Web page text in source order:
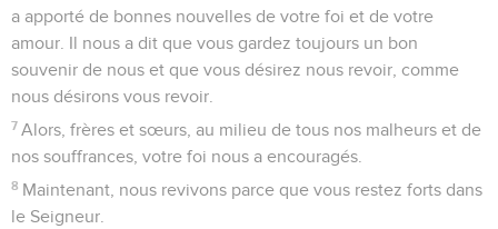
a apporté de bonnes nouvelles de votre foi et de votre
amour. Il nous a dit que vous gardez toujours un bon
souvenir de nous et que vous désirez nous revoir, comme
nous désirons vous revoir.
7 Alors, frères et sœurs, au milieu de tous nos malheurs et de
nos souffrances, votre foi nous a encouragés.
8 Maintenant, nous revivons parce que vous restez forts dans
le Seigneur.